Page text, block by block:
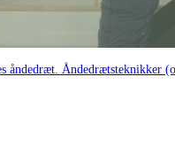
åndedræt. Åndedrætsteknikker